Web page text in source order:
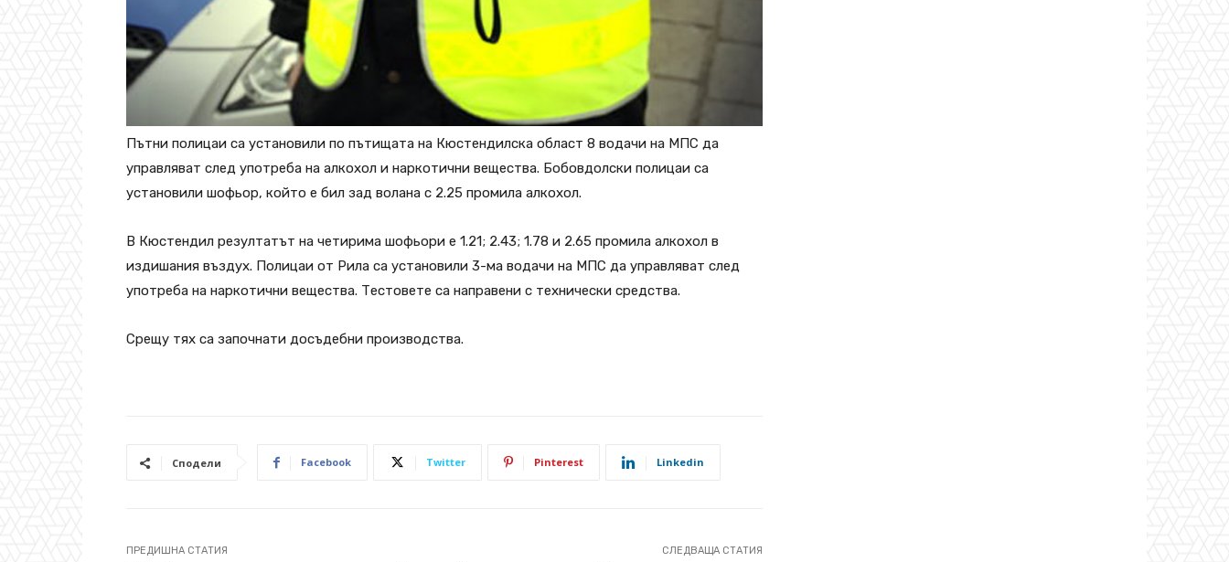
Пътни полицаи са установили по пътищата на Кюстендилска област 8 водачи на МПС да
управляват след употреба на алкохол и наркотични вещества. Бобовдолски полицаи са
установили шофьор, който е бил зад волана с 2.25 промила алкохол.
В Кюстендил резултатът на четирима шофьори е 1.21; 2.43; 1.78 и 2.65 промила алкохол в
издишания въздух. Полицаи от Рила са установили 3-ма водачи на МПС да управляват след
употреба на наркотични вещества. Тестовете са направени с технически средства.
Срещу тях са започнати досъдебни производства.
Сподели Facebook Twitter Pinterest Linkedin
ПРЕДИШНА СТАТИЯ СЛЕДВАЩА СТАТИЯ